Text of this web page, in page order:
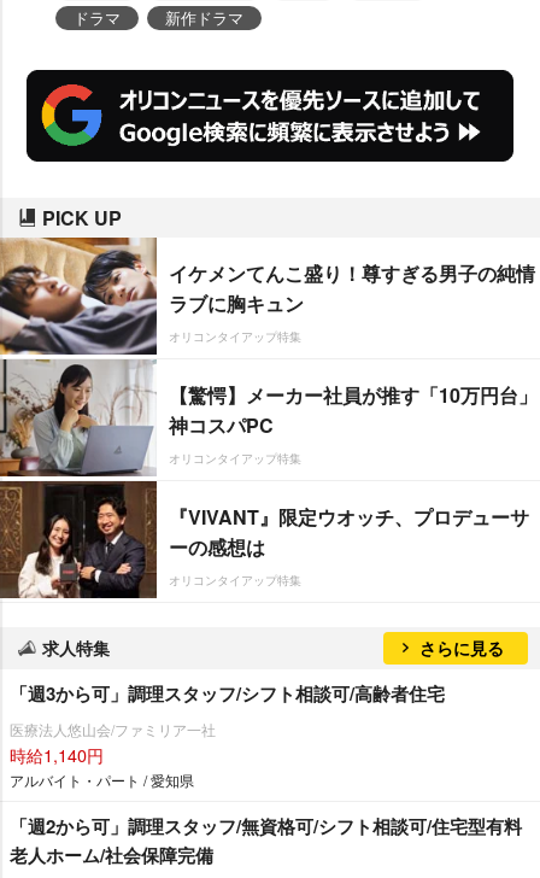
ドラマ
新作ドラマ
PICK UP
イケメンてんこ盛り！尊すぎる男子の純情
ラブに胸キュン
オリコンタイアップ特集
【驚愕】メーカー社員が推す「10万円台」
神コスパPC
オリコンタイアップ特集
『VIVANT』限定ウオッチ、プロデューサ
ーの感想は
オリコンタイアップ特集
求人特集 さらに見る
「週3から可」調理スタッフ/シフト相談可/高齢者住宅
医療法人悠山会/ファミリア一社
時給1,140円
アルバイト・パート / 愛知県
「週2から可」調理スタッフ/無資格可/シフト相談可/住宅型有料
老人ホーム/社会保障完備